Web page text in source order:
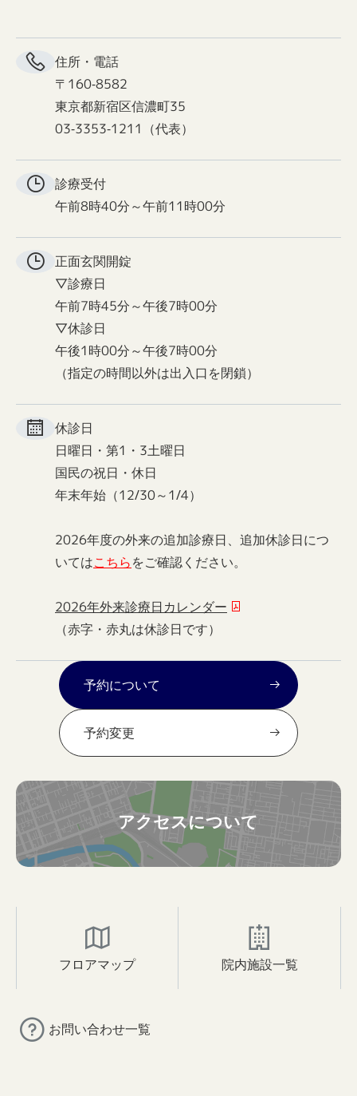
住所・電話
〒160-8582
東京都新宿区信濃町35
03-3353-1211（代表）
診療受付
午前8時40分～午前11時00分
正面玄関開錠
▽診療日
午前7時45分～午後7時00分
▽休診日
午後1時00分～午後7時00分
（指定の時間以外は出入口を閉鎖）
休診日
日曜日・第1・3土曜日
国民の祝日・休日
年末年始（12/30～1/4）
2026年度の外来の追加診療日、追加休診日につ
いてはこちらをご確認ください。
2026年外来診療日カレンダー
（赤字・赤丸は休診日です）
予約について
予約変更
アクセスについて
フロアマップ 院内施設一覧
お問い合わせ一覧